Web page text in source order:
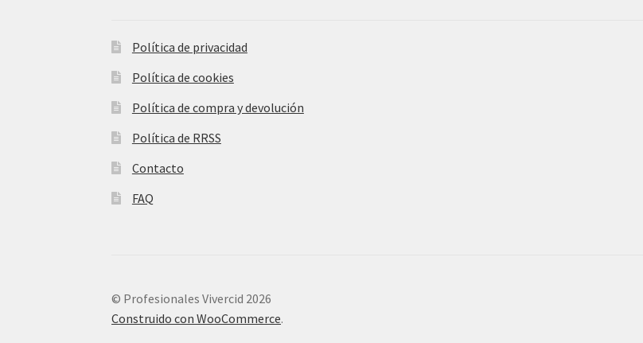
Política de privacidad
Política de cookies
Política de compra y devolución
Política de RRSS
Contacto
FAQ
© Profesionales Vivercid 2026
Construido con WooCommerce.